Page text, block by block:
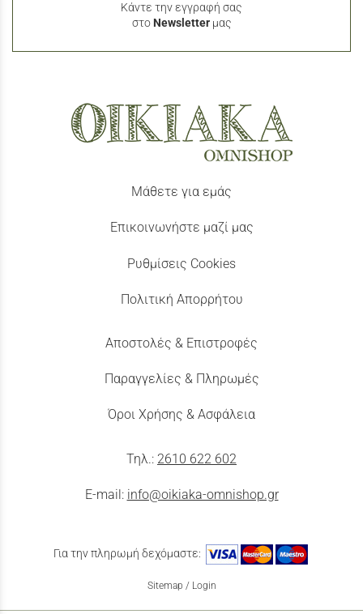
Κάντε την εγγραφή σας
στο Newsletterμας
Μάθετε για εμάς
Επικοινωνήστε μαζί μας
Ρυθμίσεις Cookies
Πολιτική Απορρήτου
Αποστολές & Επιστροφές
Παραγγελίες & Πληρωμές
Όροι Χρήσης & Ασφάλεια
Τηλ.: 2610 622 602
E-mail: info@oikiaka-omnishop.gr
Για την πληρωμή δεχόμαστε:
Sitemap / Login